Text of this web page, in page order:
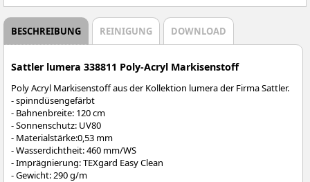
BESCHREIBUNG REINIGUNG DOWNLOAD
Sattler lumera 338811 Poly-Acryl Markisenstoff
Poly Acryl Markisenstoff aus der Kollektion lumera der Firma Sattler.
- spinndüsengefärbt
- Bahnenbreite: 120 cm
- Sonnenschutz: UV80
- Materialstärke:0,53 mm
- Wasserdichtheit: 460 mm/WS
- Imprägnierung: TEXgard Easy Clean
- Gewicht: 290 g/m